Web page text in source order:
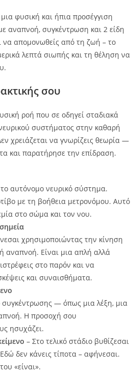
φυσική και ήπια προσέγγιση
αναπνοή, συγκέντρωση και 2 είδη
να απομονωθείς από τη ζωή – το
λεπτά σιωπής και τη θέληση να
σου
ροή που σε οδηγεί σταδιακά
συστήματος στην καθαρή
χρειάζεται να γνωρίζεις θεωρία —
και παρατήρησε την επίδραση.
αυτόνομο νευρικό σύστημα.
με τη βοήθεια μετρονόμου. Αυτό
στο σώμα και τον νου.
χρησιμοποιώντας την κίνηση
αναπνοή. Είναι μια απλή αλλά
στο παρόν και να
και συναισθήματα.
συγκέντρωσης — όπως μια λέξη, μια
Η προσοχή σου
ησυχάζει.
– Στο τελικό στάδιο βυθίζεσαι
δεν κάνεις τίποτα – αφήνεσαι.
«είναι».